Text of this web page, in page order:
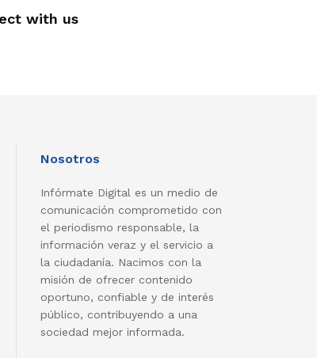
with us
Nosotros
Infórmate Digital es un medio de
comunicación comprometido con
el periodismo responsable, la
información veraz y el servicio a
la ciudadanía. Nacimos con la
misión de ofrecer contenido
oportuno, confiable y de interés
público, contribuyendo a una
sociedad mejor informada.